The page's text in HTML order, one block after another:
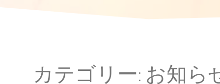
カテゴリー: お知ら